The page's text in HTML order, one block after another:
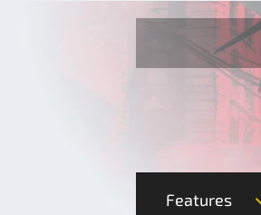
Features